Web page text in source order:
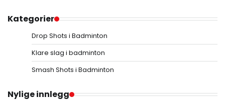
Kategorier
Drop Shots i Badminton
Klare slag i badminton
Smash Shots i Badminton
Nylige innlegg